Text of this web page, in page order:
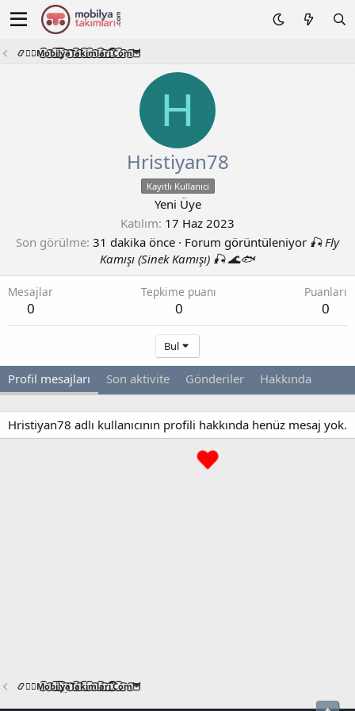
📿🧙‍♂️M͜͡o͜͡b͜͡i͜͡l͜͡y͜͡a͜͡T͜͡a͜͡k͜͡i͜͡m͜͡l͜͡a͜͡r͜͡i͜͡.͜͡C͜͡o͜͡m͜͡🦉
H
Hristiyan78
Kayıtlı Kullanıcı
Yeni Üye
Katılım 17 Haz 2023
Son görülme 31 dakika önce · Forum görüntüleniyor 🎣 Fly
Kamışı (Sinek Kamışı) 🎣 🌊🐟
Mesajlar
0
Tepkime puanı
0
Puanları
0
Bul
Profil mesajları Son aktivite Gönderiler Hakkında
Hristiyan78 adlı kullanıcının profili hakkında henüz mesaj yok.
📿🧙‍♂️M͜͡o͜͡b͜͡i͜͡l͜͡y͜͡a͜͡T͜͡a͜͡k͜͡i͜͡m͜͡l͜͡a͜͡r͜͡i͜͡.͜͡C͜͡o͜͡m͜͡🦉